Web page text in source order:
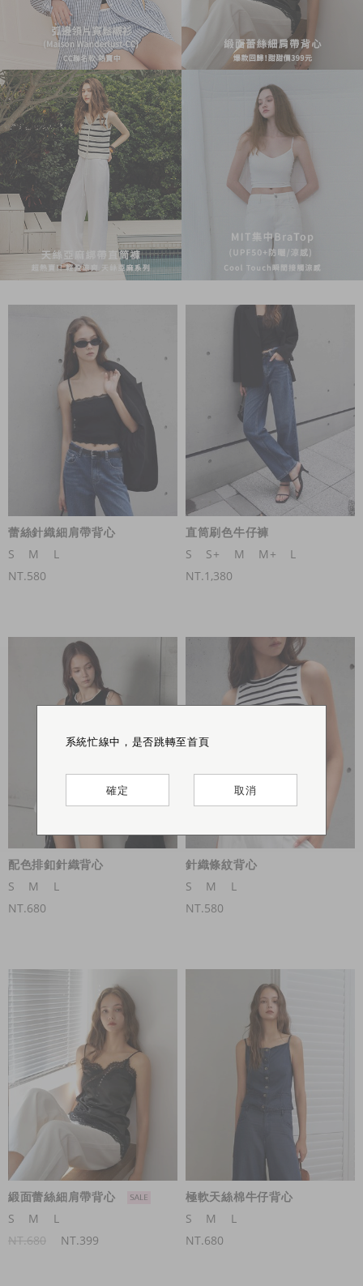
蕾絲針織細肩帶背心
S
M
L
NT.580
直筒刷色牛仔褲
S
S+ M M+
L
NT.1,380
配色排釦針織背心
S
M
L
NT.680
針織條紋背心
S
M
L
NT.580
緞面蕾絲細肩帶背心
S
M
L
NT.680
NT.399
極軟天絲棉牛仔背心
S
M
L
NT.680
系統忙線中，是否跳轉至首頁
確定 取消
系統忙線中，是否跳轉至首頁
確定 取消
系統忙線中，是否跳轉至首頁
確定 取消